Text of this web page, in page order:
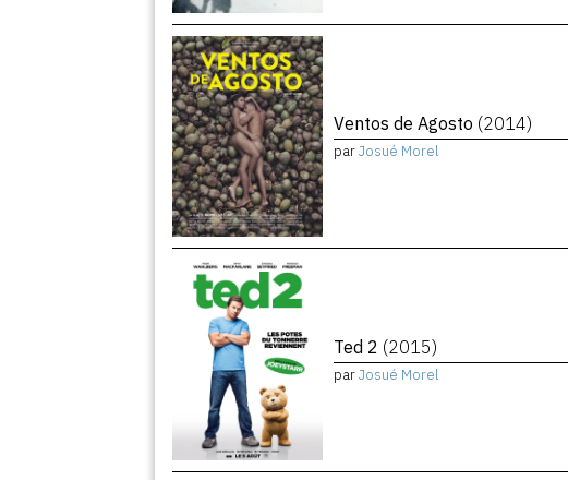
Ventos de Agosto (2014)
parJosué Morel
Ted 2 (2015)
parJosué Morel